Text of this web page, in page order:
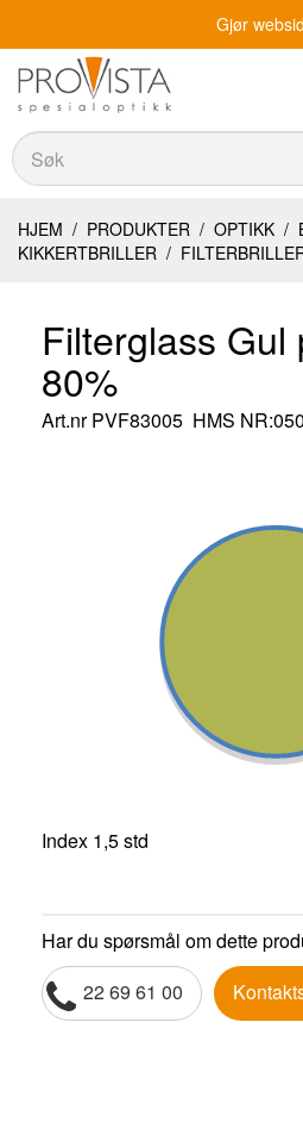
Gjør
Søk
Søk
HJEM / PRODUKTER / OPTIKK /
KIKKERTBRILLER /
Filterglass Gul
80%
Art.nrPVF83005 HMS
Index 1,5 std
Har du spørsmål om dette
22 69 61 00